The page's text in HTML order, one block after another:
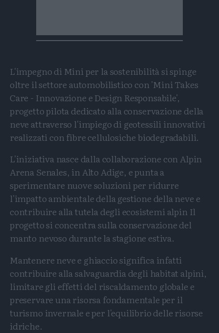
L'impegno di Mini per la sostenibilità si spinge
oltre il settore automobilistico con 'Mini Takes
Care - Innovazione e Design Responsabile',
progetto pilota dedicato alla conservazione della
neve attraverso l'impiego di geotessili innovativi
realizzati con fibre cellulosiche biodegradabili.
L'iniziativa nasce dalla collaborazione con Alpin
Arena Senales, in Alto Adige, e punta a
sperimentare nuove soluzioni per ridurre
l'impatto ambientale della gestione della neve e
contribuire alla tutela degli ecosistemi alpin Il
progetto si concentra sulla conservazione del
manto nevoso durante la stagione estiva.
Mantenere neve e ghiaccio significa infatti
contribuire alla salvaguardia degli habitat alpini,
limitare gli effetti del riscaldamento globale e
preservare una risorsa fondamentale per il
turismo invernale e per l'equilibrio delle risorse
idriche.